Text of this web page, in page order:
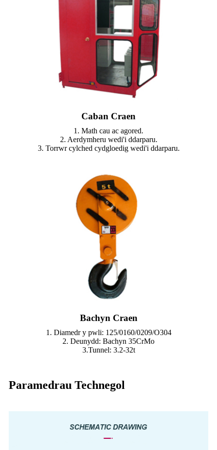
Caban Craen
1. Math cau ac agored.
2. Aerdymheru wedi'i ddarparu.
3. Torrwr cylched cydgloedig wedi'i ddarparu.
Bachyn Craen
1. Diamedr y pwli: 125/0160/0209/O304
2. Deunydd: Bachyn 35CrMo
3.Tunnel: 3.2-32t
Paramedrau Technegol